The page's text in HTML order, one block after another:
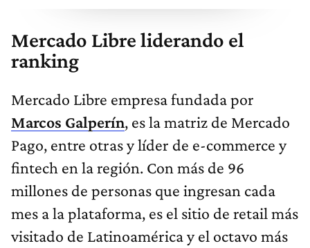
Mercado Libre liderando el
ranking
Mercado Libre empresa fundada por
Marcos Galperín, es la matriz de Mercado
Pago, entre otras y líder de e-commerce y
fintech en la región. Con más de 96
millones de personas que ingresan cada
mes a la plataforma, es el sitio de retail más
visitado de Latinoamérica y el octavo más